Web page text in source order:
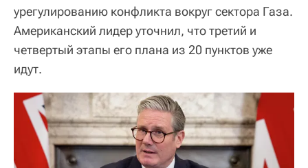
урегулированию конфликта вокруг сектора Газа.
Американский лидер уточнил, что третий и
четвертый этапы его плана из 20 пунктов уже
идут.